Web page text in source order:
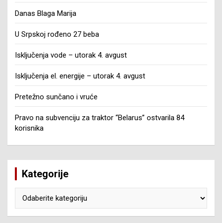
Danas Blaga Marija
U Srpskoj rođeno 27 beba
Isključenja vode – utorak 4. avgust
Isključenja el. energije – utorak 4. avgust
Pretežno sunčano i vruće
Pravo na subvenciju za traktor “Belarus” ostvarila 84
korisnika
Kategorije